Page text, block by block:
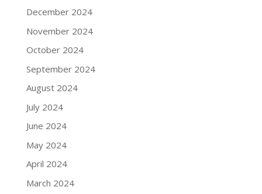
December 2024
November 2024
October 2024
September 2024
August 2024
July 2024
June 2024
May 2024
April 2024
March 2024